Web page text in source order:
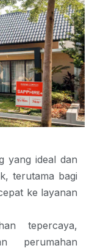
yang ideal dan
terutama bagi
ke layanan
tepercaya,
perumahan